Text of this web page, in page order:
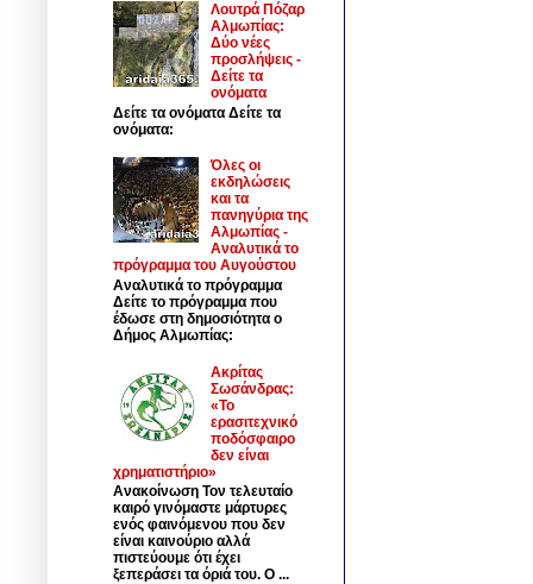
Λουτρά Πόζαρ
Αλμωπίας:
Δύο νέες
προσλήψεις -
Δείτε τα
ονόματα
Δείτε τα ονόματα Δείτε τα
ονόματα:
Όλες οι
εκδηλώσεις
και τα
πανηγύρια της
Αλμωπίας -
Αναλυτικά το
πρόγραμμα του Αυγούστου
Αναλυτικά το πρόγραμμα
Δείτε το πρόγραμμα που
έδωσε στη δημοσιότητα ο
Δήμος Αλμωπίας:
Ακρίτας
Σωσάνδρας:
«Το
ερασιτεχνικό
ποδόσφαιρο
δεν είναι
χρηματιστήριο»
Ανακοίνωση Τον τελευταίο
καιρό γινόμαστε μάρτυρες
ενός φαινόμενου που δεν
είναι καινούριο αλλά
πιστεύουμε ότι έχει
ξεπεράσει τα όριά του. Ο ...